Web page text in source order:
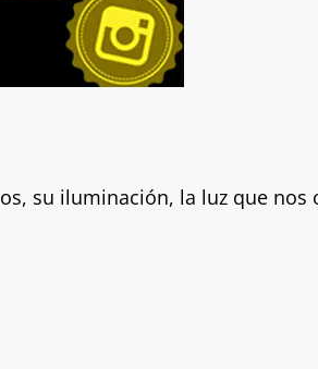
su iluminación, la luz que nos